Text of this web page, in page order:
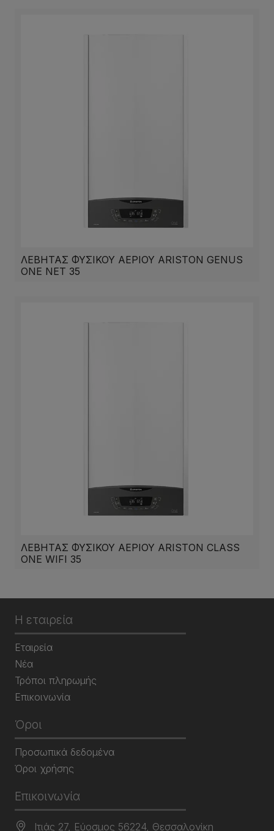
ΛΕΒΗΤΑΣ ΦΥΣΙΚΟΥ ΑΕΡΙΟΥ ARISTON GENUS
ONE NET 35
ΛΕΒΗΤΑΣ ΦΥΣΙΚΟΥ ΑΕΡΙΟΥ ARISTON CLASS
ONE WIFI 35
Η εταιρεία
Εταιρεία
Νέα
Τρόποι πληρωμής
Επικοινωνία
Όροι
Προσωπικά δεδομένα
Όροι χρήσης
Επικοινωνία
Ιτιάς 27, Εύοσμος 56224, Θεσσαλονίκη